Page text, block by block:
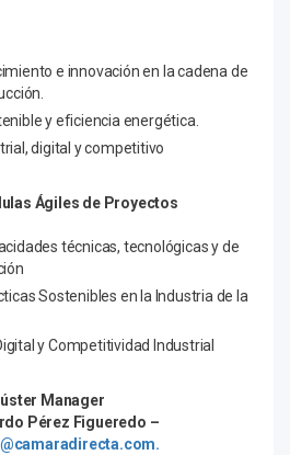
e innovación en la cadena de
y eficiencia energética.
digital y competitivo
Ágiles de Proyectos
técnicas, tecnológicas y de
Sostenibles en la Industria de la
y Competitividad Industrial
Manager
Pérez Figueredo –